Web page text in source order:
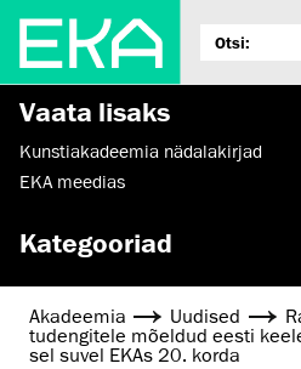
Vaata lisaks
Kunstiakadeemia nädalakirjad
EKA meedias
Kategooriad
Akadeemia Uudised
tudengitele mõeldud eesti
sel suvel EKAs 20. korda